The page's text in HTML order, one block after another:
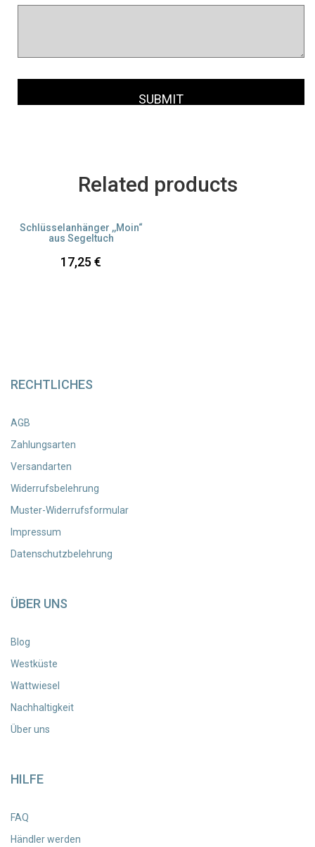
Related products
Schlüsselanhänger ,,Moin“
aus Segeltuch
17,25€
RECHTLICHES
AGB
Zahlungsarten
Versandarten
Widerrufsbelehrung
Muster-Widerrufsformular
Impressum
Datenschutzbelehrung
ÜBER UNS
Blog
Westküste
Wattwiesel
Nachhaltigkeit
Über uns
HILFE
FAQ
Händler werden